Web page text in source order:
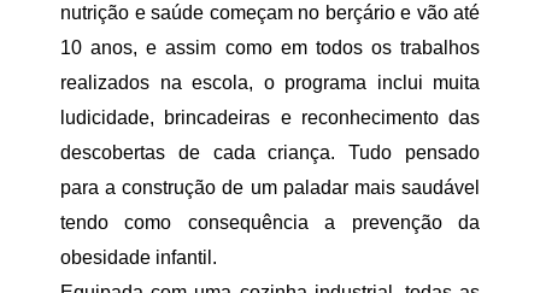
nutrição e saúde começam no berçário e vão até
10 anos, e assim como em todos os trabalhos
realizados na escola, o programa inclui muita
ludicidade, brincadeiras e reconhecimento das
descobertas de cada criança. Tudo pensado
para a construção de um paladar mais saudável
tendo como consequência a prevenção da
obesidade infantil.